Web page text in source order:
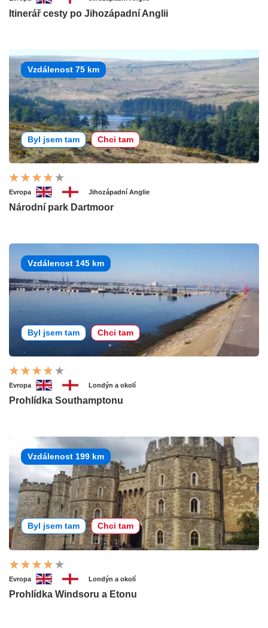
Itinerář cesty po Jihozápadní Anglii
Vzdálenost 75 km
Byl jsem tam Chci tam
Evropa Jihozápadní Anglie
Národní park Dartmoor
Vzdálenost 145 km
Byl jsem tam Chci tam
Evropa Londýn a okolí
Prohlídka Southamptonu
Vzdálenost 199 km
Byl jsem tam Chci tam
Evropa Londýn a okolí
Prohlídka Windsoru a Etonu